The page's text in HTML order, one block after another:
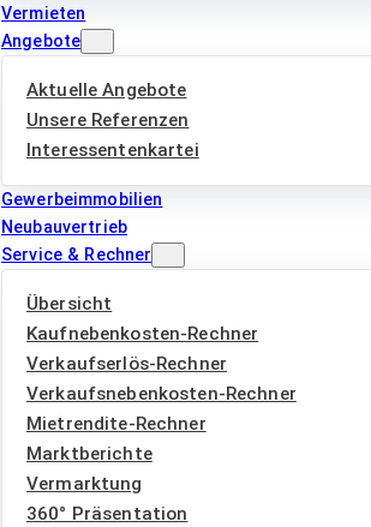
Vermieten
Angebote
Aktuelle Angebote
Unsere Referenzen
Interessentenkartei
Gewerbeimmobilien
Neubauvertrieb
Service & Rechner
Übersicht
Kaufnebenkosten-Rechner
Verkaufserlös-Rechner
Verkaufsnebenkosten-Rechner
Mietrendite-Rechner
Marktberichte
Vermarktung
360° Präsentation